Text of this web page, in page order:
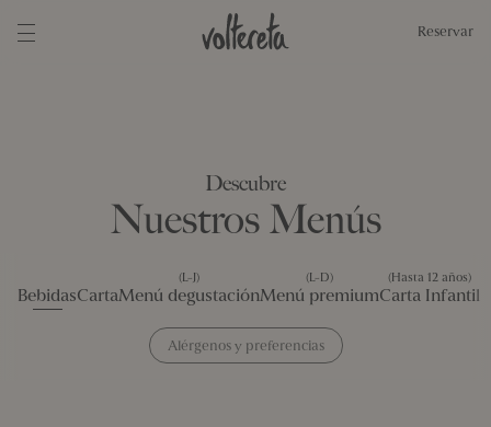
Reservar
Descubre
Nuestros Menús
BebidasCarta
(L-J)
Menú degustación
(L-D)
Menú premium
(Hasta 12 años)
Carta Infantil
Alérgenos y preferencias